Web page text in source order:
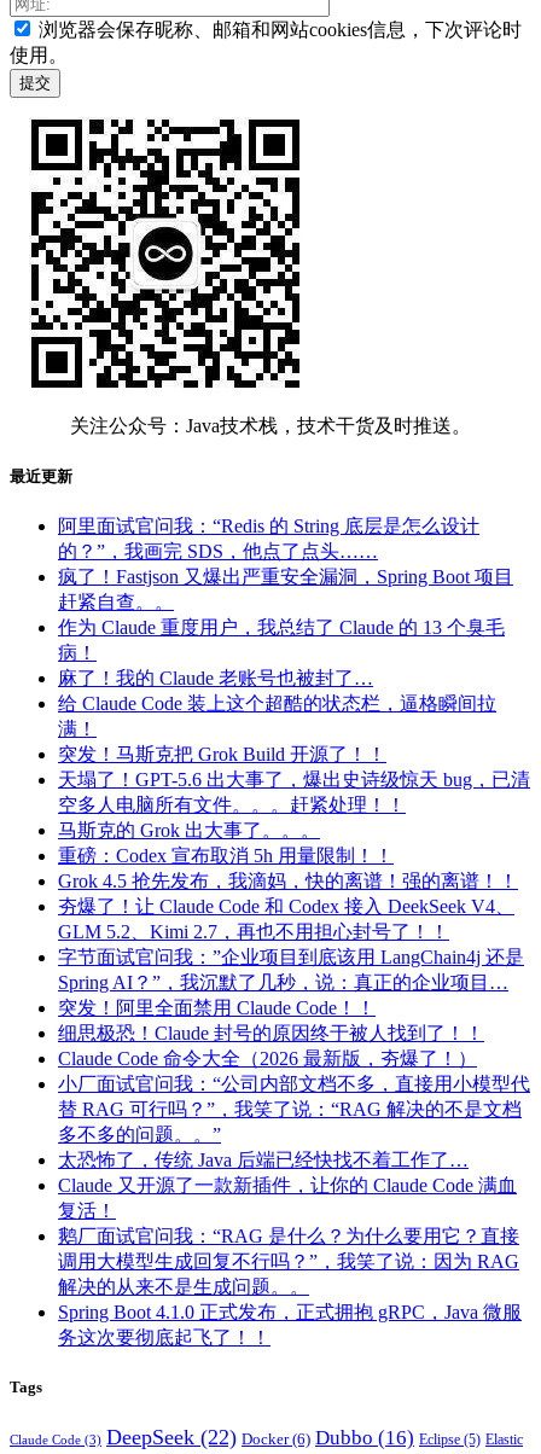
浏览器会保存昵称、邮箱和网站cookies信息，下次评论时
使用。
关注公众号：Java技术栈，技术干货及时推送。
最近更新
阿里面试官问我：“Redis 的 String 底层是怎么设计
的？”，我画完 SDS，他点了点头……
疯了！Fastjson 又爆出严重安全漏洞，Spring Boot 项目
赶紧自查。。
作为 Claude 重度用户，我总结了 Claude 的 13 个臭毛
病！
麻了！我的 Claude 老账号也被封了…
给 Claude Code 装上这个超酷的状态栏，逼格瞬间拉
满！
突发！马斯克把 Grok Build 开源了！！
天塌了！GPT-5.6 出大事了，爆出史诗级惊天 bug，已清
空多人电脑所有文件。。。赶紧处理！！
马斯克的 Grok 出大事了。。。
重磅：Codex 宣布取消 5h 用量限制！！
Grok 4.5 抢先发布，我滴妈，快的离谱！强的离谱！！
夯爆了！让 Claude Code 和 Codex 接入 DeekSeek V4、
GLM 5.2、Kimi 2.7，再也不用担心封号了！！
字节面试官问我：”企业项目到底该用 LangChain4j 还是
Spring AI？”，我沉默了几秒，说：真正的企业项目…
突发！阿里全面禁用 Claude Code！！
细思极恐！Claude 封号的原因终于被人找到了！！
Claude Code 命令大全（2026 最新版，夯爆了！）
小厂面试官问我：“公司内部文档不多，直接用小模型代
替 RAG 可行吗？”，我笑了说：“RAG 解决的不是文档
多不多的问题。。”
太恐怖了，传统 Java 后端已经快找不着工作了…
Claude 又开源了一款新插件，让你的 Claude Code 满血
复活！
鹅厂面试官问我：“RAG 是什么？为什么要用它？直接
调用大模型生成回复不行吗？”，我笑了说：因为 RAG
解决的从来不是生成问题。。
Spring Boot 4.1.0 正式发布，正式拥抱 gRPC，Java 微服
务这次要彻底起飞了！！
Tags
Claude Code (3) DeepSeek (22) Docker(6) Dubbo (16) Eclipse (5) Elastic